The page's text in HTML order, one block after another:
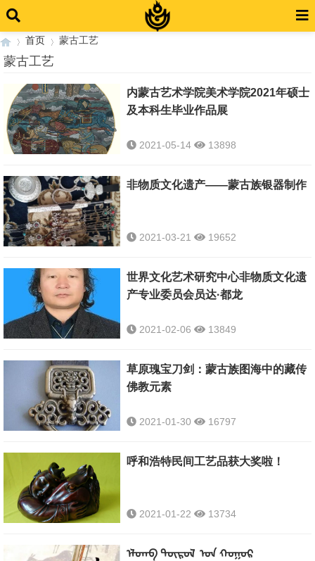
›
首页
›
蒙古工艺
蒙古工艺
内蒙古艺术学院美术学院2021年硕士
及本科生毕业作品展
2021-05-14 13898
非物质文化遗产——蒙古族银器制作
2021-03-21 19652
世界文化艺术研究中心非物质文化遗
产专业委员会员达·都龙
2021-02-06 13849
草原瑰宝刀剑：蒙古族图海中的藏传
佛教元素
2021-01-30 16797
呼和浩特民间工艺品获大奖啦！
2021-01-22 13734
ᠡᠯᠳᠡᠪ ᠲᠦᠷᠦᠯ ᠤᠨ ᠬᠤᠭᠤᠷ